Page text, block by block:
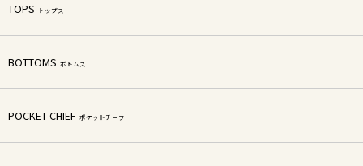
TOPS トップス
BOTTOMS ボトムス
POCKET CHIEF ポケットチーフ